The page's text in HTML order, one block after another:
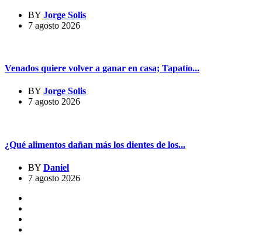
BY Jorge Solis
7 agosto 2026
Venados quiere volver a ganar en casa; Tapatío...
BY Jorge Solis
7 agosto 2026
¿Qué alimentos dañan más los dientes de los...
BY Daniel
7 agosto 2026